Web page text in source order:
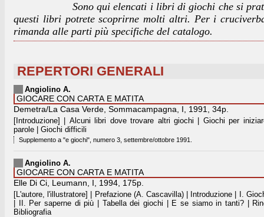
Sono qui elencati i libri di giochi che si
questi libri potrete scoprirne molti altri. Per i
rimanda alle parti più specifiche del catalogo.
REPERTORI GENERALI
Angiolino A.
GIOCARE CON CARTA E MATITA
Demetra/La Casa Verde, Sommacampagna, I, 1991, 34p.
[Introduzione] | Alcuni libri dove trovare altri giochi | Giochi per
parole | Giochi difficili
Supplemento a "e giochi", numero 3, settembre/ottobre 1991.
Angiolino A.
GIOCARE CON CARTA E MATITA
Elle Di Ci, Leumann, I, 1994, 175p.
[L'autore, l'illustratore] | Prefazione (A. Cascavilla) | Introduzione | I.
| II. Per saperne di più | Tabella dei giochi | E se siamo in tanti? |
Bibliografia